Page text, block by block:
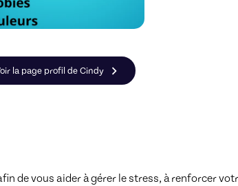
la page profil de Cindy
de vous aider à gérer le stress, à renforcer